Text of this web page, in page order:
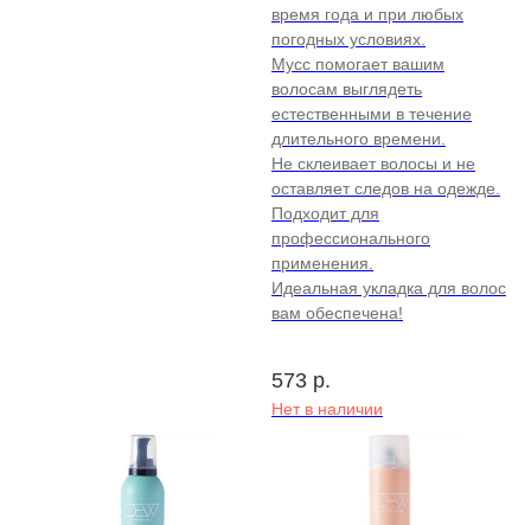
время года и при любых
погодных условиях.
Мусс помогает вашим
волосам выглядеть
естественными в течение
длительного времени.
Не склеивает волосы и не
оставляет следов на одежде.
Подходит для
профессионального
применения.
Идеальная укладка для волос
вам обеспечена!
573 р.
Нет в наличии